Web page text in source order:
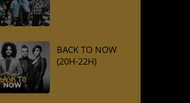
BACK TO NOW
(20H-22H)